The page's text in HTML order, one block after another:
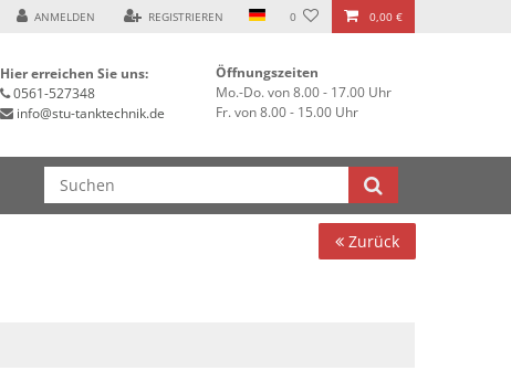
ANMELDEN REGISTRIEREN 0 0,00 €
Hier erreichen Sie uns:
0561-527348
info@stu-tanktechnik.de
Öffnungszeiten
Mo.-Do. von 8.00 - 17.00 Uhr
Fr. von 8.00 - 15.00 Uhr
Zurück